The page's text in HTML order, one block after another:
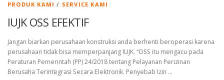
PRODUK KAMI / SERVICE KAMI
IUJK OSS EFEKTIF
Jangan biarkan perusahaan konstruksi anda berhenti beroperasi karena
perusahaan tidak bisa memperpanjang IUJK. “OSS itu mengacu pada
Peraturan Pemerintah (PP) 24/2018 tentang Pelayanan Perizinan
Berusaha Terintegrasi Secara Elektronik. Penyebab Izin …